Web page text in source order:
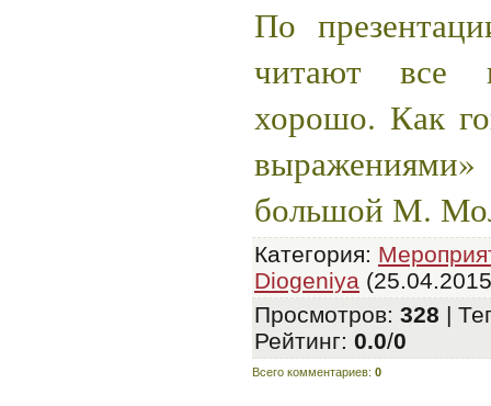
По
читают все
хорошо. Как
большой М.
Категория:
Diogeniya
Просмотров: 328 |
Рейтинг: 0.0/0
Всего комментариев: 0